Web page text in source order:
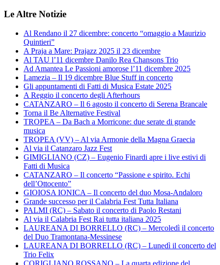
Le Altre Notizie
Al Rendano il 27 dicembre: concerto “omaggio a Maurizio
Quintieri”
A Praja a Mare: Prajazz 2025 il 23 dicembre
Al TAU l’11 dicembre Danilo Rea Chansons Trio
Ad Amantea Le Passioni amorose l’11 dicembre 2025
Lamezia – Il 19 dicembre Blue Stuff in concerto
Gli appuntamenti di Fatti di Musica Estate 2025
A Reggio il concerto degli Afterhours
CATANZARO – Il 6 agosto il concerto di Serena Brancale
Torna il Be Alternative Festival
TROPEA – Da Bach a Morricone: due serate di grande
musica
TROPEA (VV) – Al via Armonie della Magna Graecia
Al via il Catanzaro Jazz Fest
GIMIGLIANO (CZ) – Eugenio Finardi apre i live estivi di
Fatti di Musica
CATANZARO – Il concerto “Passione e spirito. Echi
dell’Ottocento”
GIOIOSA IONICA – Il concerto del duo Mosa-Andaloro
Grande successo per il Calabria Fest Tutta Italiana
PALMI (RC) – Sabato il concerto di Paolo Restani
Al via il Calabria Fest Rai tutta italiana 2025
LAUREANA DI BORRELLO (RC) – Mercoledì il concerto
del Duo Tramontana-Messinese
LAUREANA DI BORRELLO (RC) – Lunedì il concerto del
Trio Felix
CORIGLIANO ROSSANO – La quarta edizione del